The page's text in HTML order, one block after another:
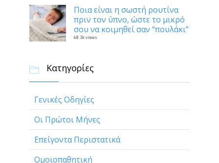
Ποια είναι η σωστή ρουτίνα
πριν τον ύπνο, ώστε το μικρό
σου να κοιμηθεί σαν “πουλάκι”
68.3k views
 Κατηγορίες
Γενικές Οδηγίες
Οι Πρώτοι Μήνες
Επείγοντα Περιστατικά
Ομοιοπαθητική